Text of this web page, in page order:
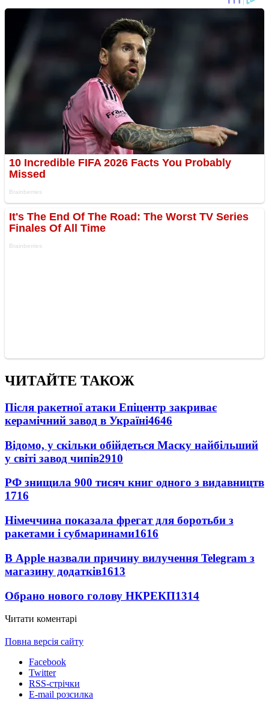
ЧИТАЙТЕ ТАКОЖ
Після ракетної атаки Епіцентр закриває
керамічний завод в Україні4646
Відомо, у скільки обійдеться Маску найбільший
у світі завод чипів2910
РФ знищила 900 тисяч книг одного з видавництв
1716
Німеччина показала фрегат для боротьби з
ракетами і субмаринами1616
В Apple назвали причину вилучення Telegram з
магазину додатків1613
Обрано нового голову НКРЕКП1314
Читати коментарі
Повна версія сайту
Facebook
Twitter
RSS-стрічки
E-mail розсилка